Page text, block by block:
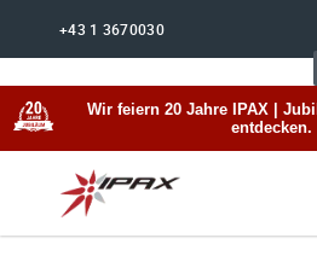
+43 1 3670030
Wir feiern 20 Jahre IPAX |
entdecken.